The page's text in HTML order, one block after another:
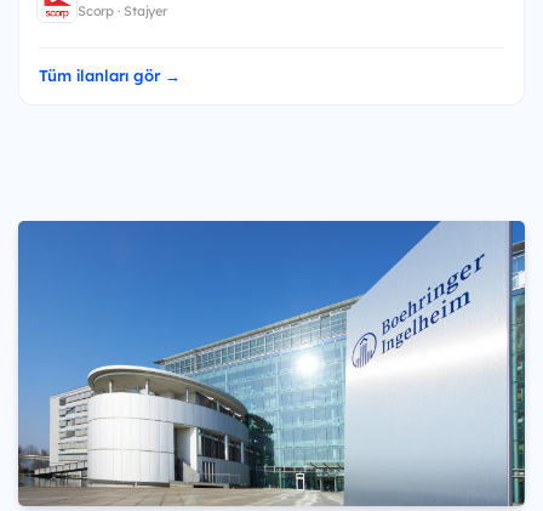
Scorp · Stajyer
Tüm ilanları gör →